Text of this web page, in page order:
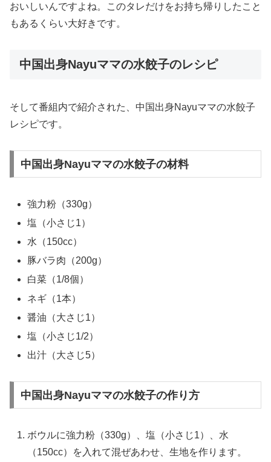
おいしいんですよね。このタレだけをお持ち帰りしたこと
もあるくらい大好きです。
中国出身Nayuママの水餃子のレシピ
そして番組内で紹介された、中国出身Nayuママの水餃子
レシピです。
中国出身Nayuママの水餃子の材料
強力粉（330g）
塩（小さじ1）
水（150cc）
豚バラ肉（200g）
白菜（1/8個）
ネギ（1本）
醤油（大さじ1）
塩（小さじ1/2）
出汁（大さじ5）
中国出身Nayuママの水餃子の作り方
ボウルに強力粉（330g）、塩（小さじ1）、水
（150cc）を入れて混ぜあわせ、生地を作ります。